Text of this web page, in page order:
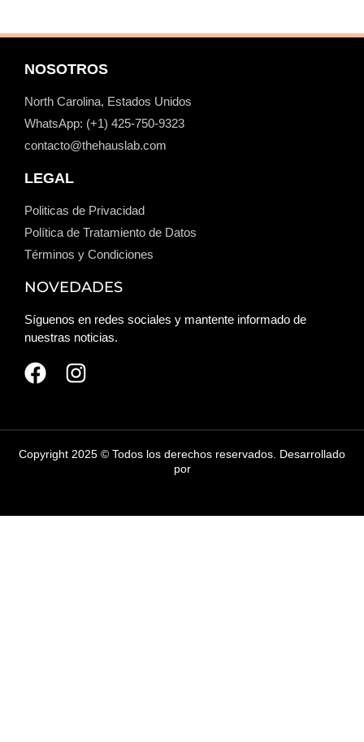
NOSOTROS
North Carolina, Estados Unidos
WhatsApp: (+1) ‪425-750-9323
contacto@thehauslab.com
LEGAL
Politicas de Privacidad
Política de Tratamiento de Datos
Términos y Condiciones
NOVEDADES
Síguenos en redes sociales y mantente informado de
nuestras noticias.
Copyright 2025 © Todos los derechos reservados. Desarrollado
por